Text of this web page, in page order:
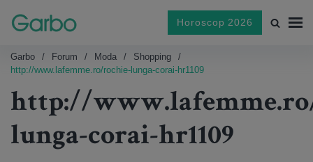
Horoscop 2026
Garbo Forum Moda
Shopping
http://www.lafemme.ro/rochie-lunga-corai-hr1109
http://
lunga-corai-hr1109